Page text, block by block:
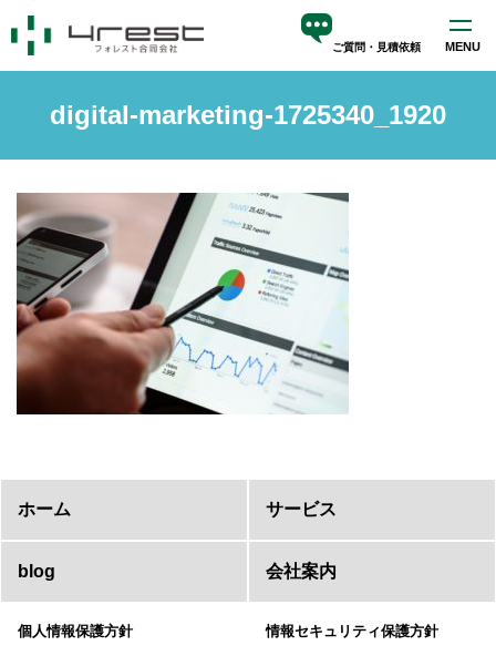
ご質問・見積依頼 MENU
会社案内
digital-marketing-1725340_1920
ホーム サービス
blog 会社案内
個人情報保護方針 情報セキュリティ保護方針